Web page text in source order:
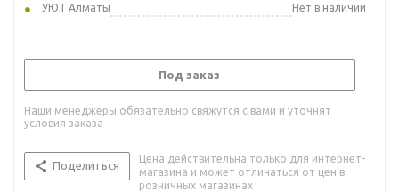
УЮТ Алматы
Нет в наличии
Под заказ
Наши менеджеры обязательно свяжутся с вами и уточнят
условия заказа
Поделиться
Цена действительна только для интернет-
магазина и может отличаться от цен в
розничных магазинах